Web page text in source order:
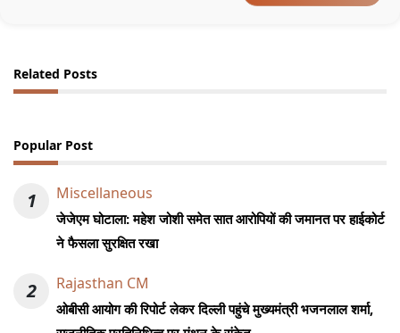
Related Posts
Popular Post
1 Miscellaneous
जेजेएम घोटाला: महेश जोशी समेत सात आरोपियों की जमानत पर हाईकोर्ट
ने फैसला सुरक्षित रखा
2 Rajasthan CM
ओबीसी आयोग की रिपोर्ट लेकर दिल्ली पहुंचे मुख्यमंत्री भजनलाल शर्मा,